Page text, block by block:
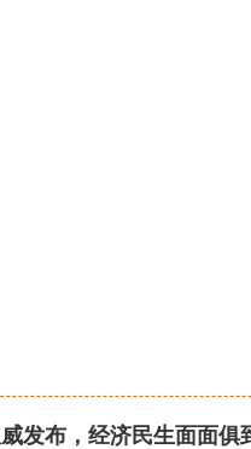
发布，经济民生面面俱